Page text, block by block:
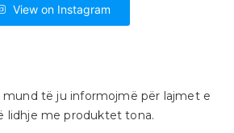
View on Instagram
mund të ju informojmë për lajmet e
lidhje me produktet tona.